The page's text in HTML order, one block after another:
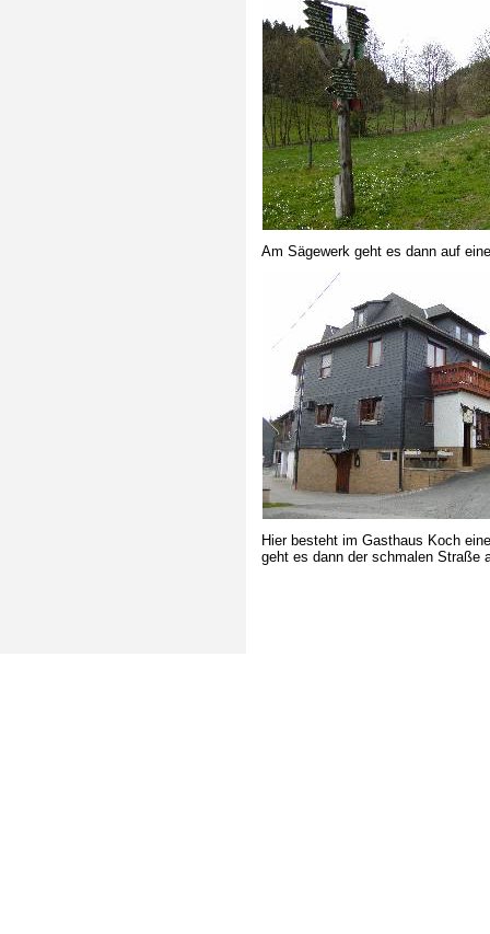
Am Sägewerk geht es dann auf
Hier besteht im Gasthaus Koch
geht es dann der schmalen Straße